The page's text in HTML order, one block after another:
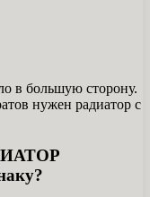
в большую сторону.
нужен радиатор с